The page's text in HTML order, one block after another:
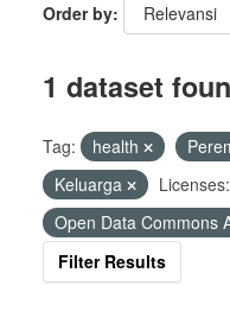
Order by
1 dataset
Tag: health
Keluarga
Licenses:
Open Data Commons
Filter Results